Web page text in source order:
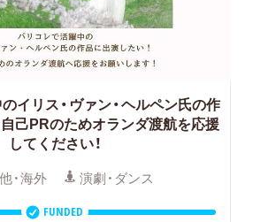
イリス・ヴァン・ヘルペン氏の作
己PRのためオランダ渡航を応援
してください！
・海外 演劇・ダンス
FUNDED